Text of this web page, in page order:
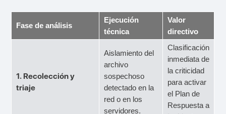
Fase de análisis
Ejecución
técnica
Valor
directivo
1. Recolección y
triaje
Aislamiento del
archivo
sospechoso
detectado en la
red o en los
servidores.
Clasificación
inmediata de
la criticidad
para activar
el Plan de
Respuesta a